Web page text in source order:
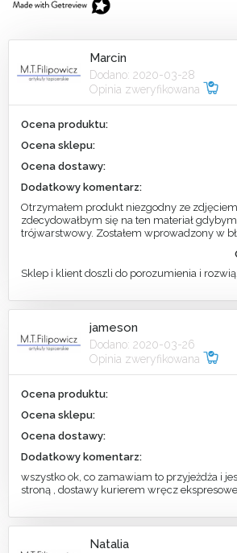
Marcin
Dodano: 2020-03-28
Opinia zweryfikowana
Ocena produktu:
Ocena sklepu:
Ocena dostawy:
Dodatkowy komentarz:
Otrzymałem produkt niezgodny ze
zdecydowałbym się na ten materiał
trójwarstwowy. Zostałem wprowadzony w
Sklep i klient doszli do porozumienia i
jameson
Dodano: 2020-03-26
Opinia zweryfikowana
Ocena produktu:
Ocena sklepu:
Ocena dostawy:
Dodatkowy komentarz:
wszystko ok, co zamawiam to przyjeżdża i
stroną , dostawy kurierem wręcz ekspresowe
Natalia